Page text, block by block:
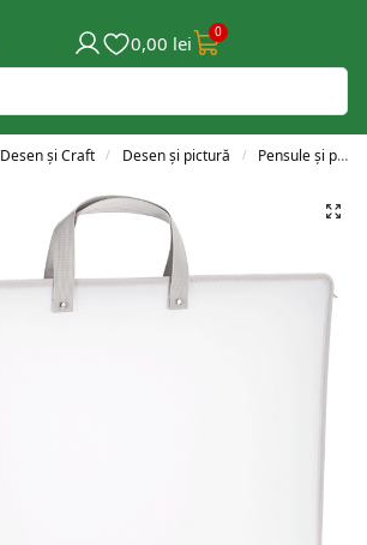
0,00 lei 0
Desen și Craft / Desen și pictură / Pensule și pahare